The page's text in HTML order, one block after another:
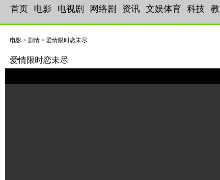
首页 电影 电视剧 网络剧 资讯 文娱体育 科技
电影 > 剧情 > 爱情限时恋未尽
爱情限时恋未尽